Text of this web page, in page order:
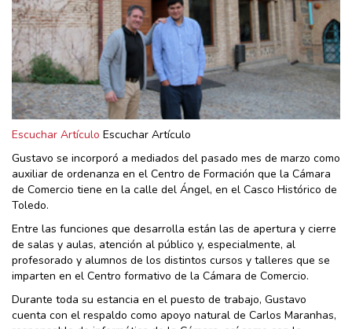
Escuchar Artículo Escuchar Artículo
Gustavo se incorporó a mediados del pasado mes de marzo como
auxiliar de ordenanza en el Centro de Formación que la Cámara
de Comercio tiene en la calle del Ángel, en el Casco Histórico de
Toledo.
Entre las funciones que desarrolla están las de apertura y cierre
de salas y aulas, atención al público y, especialmente, al
profesorado y alumnos de los distintos cursos y talleres que se
imparten en el Centro formativo de la Cámara de Comercio.
Durante toda su estancia en el puesto de trabajo, Gustavo
cuenta con el respaldo como apoyo natural de Carlos Maranhas,